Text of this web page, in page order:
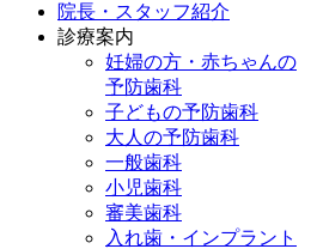
院長・スタッフ紹介
診療案内
妊婦の方・赤ちゃんの
予防歯科
子どもの予防歯科
大人の予防歯科
一般歯科
小児歯科
審美歯科
入れ歯・インプラント